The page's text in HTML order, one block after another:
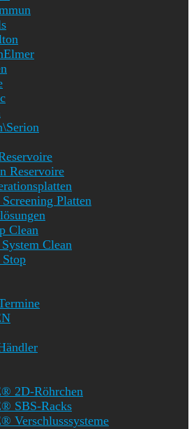
Reservoire
Platten
Clean
Clean
2D-Röhrchen
SBS-Racks
Verschlusssysteme